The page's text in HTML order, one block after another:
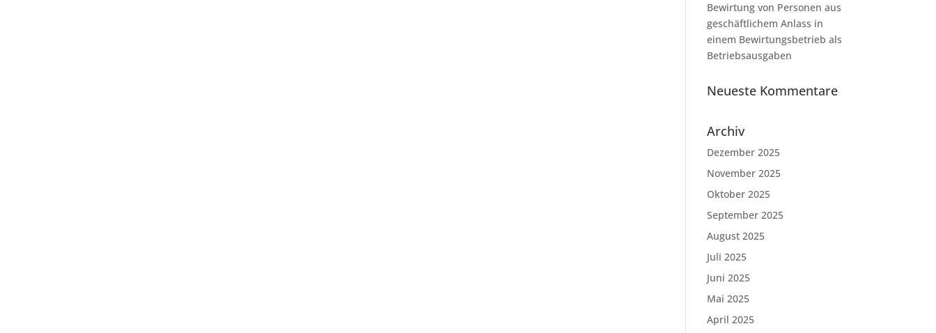
Bewirtung von Personen aus
geschäftlichem Anlass in
einem Bewirtungsbetrieb als
Betriebsausgaben
Neueste Kommentare
Archiv
Dezember 2025
November 2025
Oktober 2025
September 2025
August 2025
Juli 2025
Juni 2025
Mai 2025
April 2025